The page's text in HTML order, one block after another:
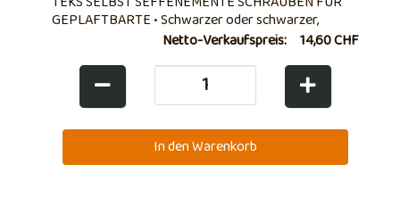
GEPLAFTBARTE • Schwarzer oder schwarzer,
verzinkter, selbstbewusster Rebe • Großer Kopf -
Netto-Verkaufspreis: 14,60 CHF